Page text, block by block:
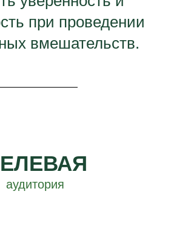
при проведении
вмешательств.
аудитория